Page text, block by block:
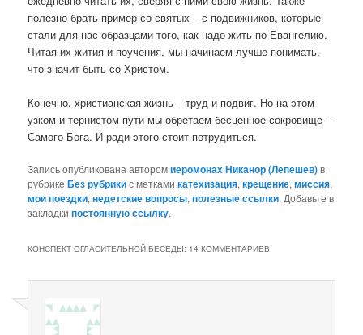
полезно брать пример со святых – с подвижников, которые
стали для нас образцами того, как надо жить по Евангелию.
Читая их жития и поучения, мы начинаем лучше понимать,
что значит быть со Христом.
Конечно, христианская жизнь – труд и подвиг. Но на этом
узком и тернистом пути мы обретаем бесценное сокровище –
Самого Бога. И ради этого стоит потрудиться.
Запись опубликована авторомиеромонах Никанор (Лепешев)в
рубрикеБез рубрикис меткамикатехизация,крещение,миссия,
мои поездки,недетские вопросы,полезные ссылки. Добавьте в
закладкипостоянную ссылку.
КОНСПЕКТ ОГЛАСИТЕЛЬНОЙ БЕСЕДЫ: 14 КОММЕНТАРИЕВ